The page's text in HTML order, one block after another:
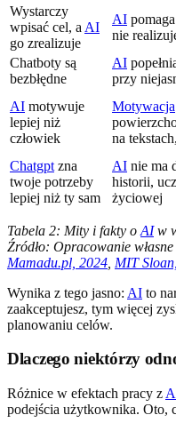
Wystarczy
wpisać cel, a AI
go zrealizuje
AI
nie
Chatboty są
bezbłędne
AI
przy
AI motywuje
lepiej niż
człowiek
Motywacja
na
Chatgpt zna
twoje potrzeby
lepiej niż ty sam
AI nie ma
historii,
życiowej
Tabela 2: Mity i fakty o AIw
Źródło: Opracowanie
Mamadu.pl, 2024 MIT
Wynika z tego jasno: AI to
zaakceptujesz, tym więcej
planowaniu celów.
Dlaczego niektórzy
Różnice w efektach pracy z
podejścia użytkownika. Oto,